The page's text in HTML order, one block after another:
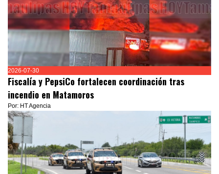
2026-07-30
Fiscalía y PepsiCo fortalecen coordinación tras
incendio en Matamoros
Por: HT Agencia